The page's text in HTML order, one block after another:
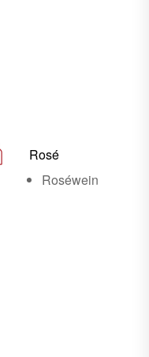
Rosé
Roséwein